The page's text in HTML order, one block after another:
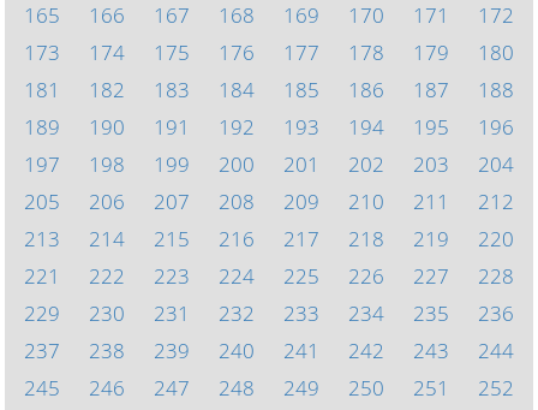
165
166 167 168 169 170 171
172
173
174 175 176 177 178 179
180
181
182 183 184 185 186 187
188
189
190 191 192 193 194 195
196
197
198 199 200 201 202 203
204
205
206 207 208 209 210 211
212
213
214 215 216 217 218 219
220
221
222 223 224 225 226 227
228
229
230 231 232 233 234 235
236
237
238 239 240 241 242 243
244
245
246 247 248 249 250 251
252